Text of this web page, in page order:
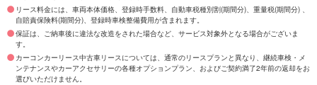
リース料金には、車両本体価格、登録時手数料、自動車税種別割(期間分)、重量税(期間分) 、
自賠責保険料(期間分)、登録時車検整備費用が含まれます。
保証は、ご納車後に違法な改造をされた場合など、サービス対象外となる場合がございま
す。
カーコンカーリース中古車リースについては、通常のリースプランと異なり、継続車検・メ
ンテナンスやカーアクセサリーの各種オプションプラン、およびご契約満了2年前の返却をお
選びいただけません。